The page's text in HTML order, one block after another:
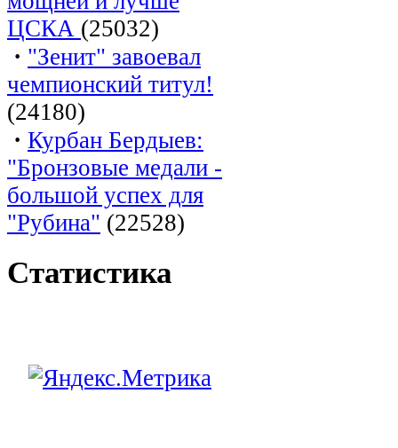
ЦСКА (25032)
· "Зенит" завоевал
чемпионский титул!
(24180)
· Курбан Бердыев:
"Бронзовые медали -
большой успех для
"Рубина" (22528)
Статистика